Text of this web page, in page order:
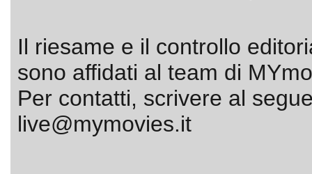
Il riesame e il controllo
sono affidati al team di
Per contatti, scrivere al
live@mymovies.it